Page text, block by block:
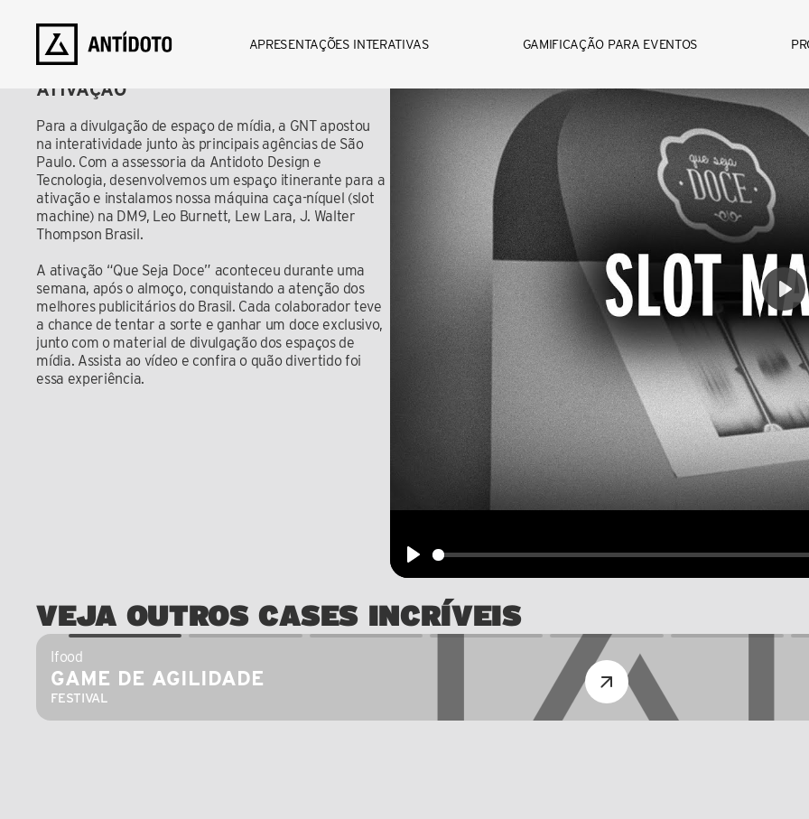
APRESENTAÇÕES INTERATIVAS GAMIFICAÇÃO PARA EVENTOS
SLOT MACHINE
GNT
ATIVAÇÃO
Para a divulgação de espaço de mídia, a GNT apostou
na interatividade junto às principais agências de São
Paulo. Com a assessoria da Antidoto Design e
Tecnologia, desenvolvemos um espaço itinerante para a
ativação e instalamos nossa máquina caça-níquel (slot
machine) na DM9, Leo Burnett, Lew Lara, J. Walter
Thompson Brasil.
A ativação “Que Seja Doce” aconteceu durante uma
semana, após o almoço, conquistando a atenção dos
melhores publicitários do Brasil. Cada colaborador teve
a chance de tentar a sorte e ganhar um doce exclusivo,
junto com o material de divulgação dos espaços de
mídia. Assista ao vídeo e confira o quão divertido foi
essa experiência.
Play
VEJA OUTROS CASES INCRÍVEIS
Ifood
GAME DE AGILIDADE
FESTIVAL